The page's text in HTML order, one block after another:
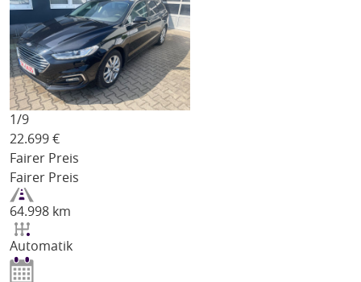
1/9
22.699 €
Fairer Preis
Fairer Preis
64.998 km
Automatik